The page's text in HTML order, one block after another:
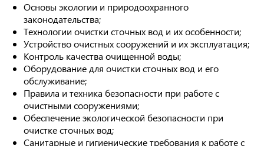
Основы экологии и природоохранного
законодательства;
Технологии очистки сточных вод и их особенности;
Устройство очистных сооружений и их эксплуатация;
Контроль качества очищенной воды;
Оборудование для очистки сточных вод и его
обслуживание;
Правила и техника безопасности при работе с
очистными сооружениями;
Обеспечение экологической безопасности при
очистке сточных вод;
Санитарные и гигиенические требования к работе с